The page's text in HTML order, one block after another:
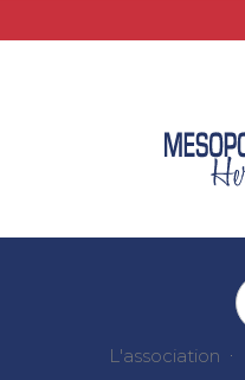
L'association